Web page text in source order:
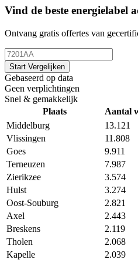
Vind de beste energielabel
Ontvang gratis offertes van
Start Vergelijken
Gebaseerd op data
Geen verplichtingen
Snel & gemakkelijk
Plaats
Aantal
Middelburg
13.121
Vlissingen
11.808
Goes
9.911
Terneuzen
7.987
Zierikzee
3.574
Hulst
3.274
Oost-Souburg
2.821
Axel
2.443
Breskens
2.119
Tholen
2.068
Kapelle
2.039